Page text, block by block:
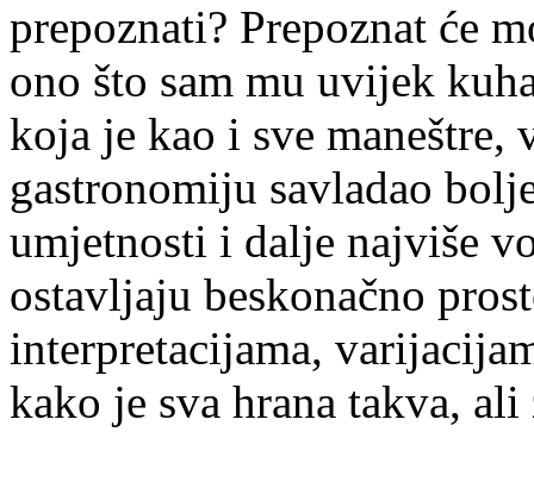
prepoznati? Prepoznat će
ono što sam mu uvijek
koja je kao i sve maneštre,
gastronomiju savladao
umjetnosti i dalje najviše
ostavljaju beskonačno
interpretacijama,
kako je sva hrana takva, ali